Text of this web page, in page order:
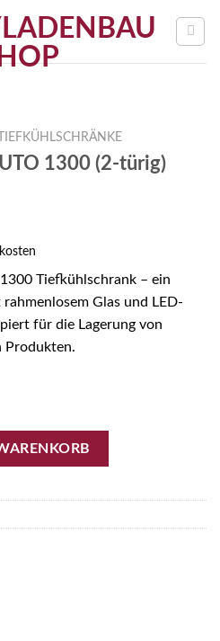
TIEFKÜHLSCHRÄNKE
1300 (2-türig)
Tiefkühlschrank – ein
Glas und LED-
für die Lagerung von
Produkten.
türig) Menge